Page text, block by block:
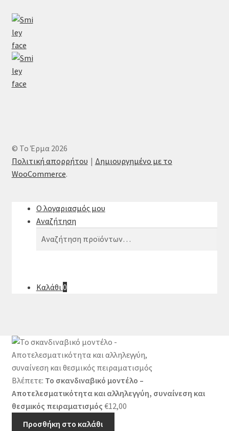
© Το Έρμα 2026
Πολιτική απορρήτου
Δημιουργημένο με το
WooCommerce.
Ο λογαριασμός μου
Αναζήτηση
Αναζήτηση
Αναζήτηση
Καλάθι0
Βλέπετε: Το σκανδιναβικό μοντέλο –
Αποτελεσματικότητα και αλληλεγγύη, συναίνεση και
θεσμικός πειραματισμός €12,00
Προσθήκη στο καλάθι